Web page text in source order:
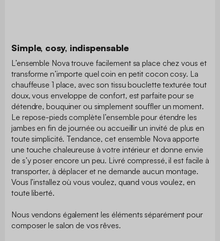
Simple, cosy, indispensable
L’ensemble Nova trouve facilement sa place chez vous et
transforme n’importe quel coin en petit cocon cosy. La
chauffeuse 1 place, avec son tissu bouclette texturée tout
doux, vous enveloppe de confort, est parfaite pour se
détendre, bouquiner ou simplement souffler un moment.
Le repose-pieds complète l’ensemble pour étendre les
jambes en fin de journée ou accueillir un invité de plus en
toute simplicité. Tendance, cet ensemble Nova apporte
une touche chaleureuse à votre intérieur et donne envie
de s’y poser encore un peu. Livré compressé, il est facile à
transporter, à déplacer et ne demande aucun montage.
Vous l’installez où vous voulez, quand vous voulez, en
toute liberté.
Nous vendons également les éléments séparément pour
composer le salon de vos rêves.